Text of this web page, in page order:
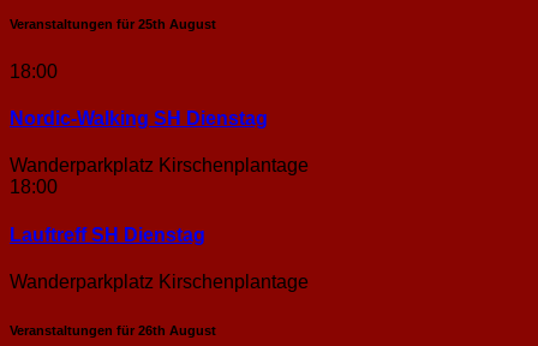
Veranstaltungen für 25th August
18:00
Nordic-Walking SH Dienstag
Wanderparkplatz Kirschenplantage
18:00
Lauftreff SH Dienstag
Wanderparkplatz Kirschenplantage
Veranstaltungen für 26th August